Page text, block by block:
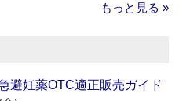
もっと見る »
避妊薬OTC適正販売ガイド